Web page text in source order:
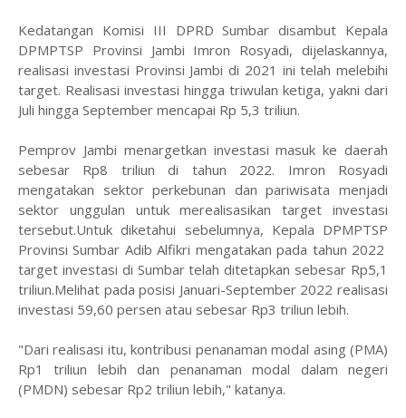
Kedatangan Komisi III DPRD Sumbar disambut Kepala
DPMPTSP Provinsi Jambi Imron Rosyadi, dijelaskannya,
realisasi investasi Provinsi Jambi di 2021 ini telah melebihi
target. Realisasi investasi hingga triwulan ketiga, yakni dari
Juli hingga September mencapai Rp 5,3 triliun.
Pemprov Jambi menargetkan investasi masuk ke daerah
sebesar Rp8 triliun di tahun 2022. Imron Rosyadi
mengatakan sektor perkebunan dan pariwisata menjadi
sektor unggulan untuk merealisasikan target investasi
tersebut.Untuk diketahui sebelumnya, Kepala DPMPTSP
Provinsi Sumbar Adib Alfikri mengatakan pada tahun 2022
target investasi di Sumbar telah ditetapkan sebesar Rp5,1
triliun.Melihat pada posisi Januari-September 2022 realisasi
investasi 59,60 persen atau sebesar Rp3 triliun lebih.
"Dari realisasi itu, kontribusi penanaman modal asing (PMA)
Rp1 triliun lebih dan penanaman modal dalam negeri
(PMDN) sebesar Rp2 triliun lebih," katanya.